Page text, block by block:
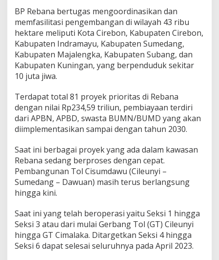
BP Rebana bertugas mengoordinasikan dan
memfasilitasi pengembangan di wilayah 43 ribu
hektare meliputi Kota Cirebon, Kabupaten Cirebon,
Kabupaten Indramayu, Kabupaten Sumedang,
Kabupaten Majalengka, Kabupaten Subang, dan
Kabupaten Kuningan, yang berpenduduk sekitar
10 juta jiwa.
Terdapat total 81 proyek prioritas di Rebana
dengan nilai Rp234,59 triliun, pembiayaan terdiri
dari APBN, APBD, swasta BUMN/BUMD yang akan
diimplementasikan sampai dengan tahun 2030.
Saat ini berbagai proyek yang ada dalam kawasan
Rebana sedang berproses dengan cepat.
Pembangunan Tol Cisumdawu (Cileunyi –
Sumedang – Dawuan) masih terus berlangsung
hingga kini.
Saat ini yang telah beroperasi yaitu Seksi 1 hingga
Seksi 3 atau dari mulai Gerbang Tol (GT) Cileunyi
hingga GT Cimalaka. Ditargetkan Seksi 4 hingga
Seksi 6 dapat selesai seluruhnya pada April 2023.